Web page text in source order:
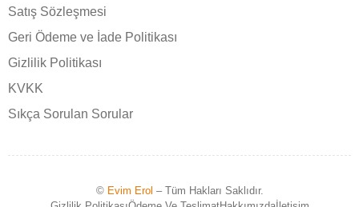
Satış Sözleşmesi
Geri Ödeme ve İade Politikası
Gizlilik Politikası
KVKK
Sıkça Sorulan Sorular
© Evim Erol – Tüm Hakları Saklıdır.